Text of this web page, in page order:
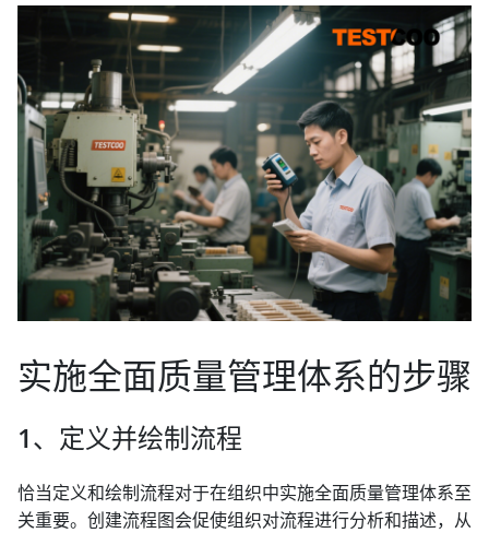
实施全面质量管理体系的步骤
1、定义并绘制流程
恰当定义和绘制流程对于在组织中实施全面质量管理体系至
关重要。创建流程图会促使组织对流程进行分析和描述，从